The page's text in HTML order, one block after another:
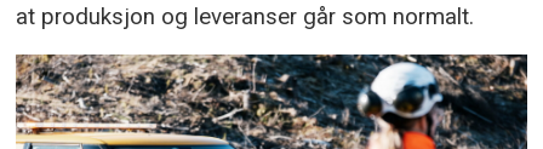
at produksjon og leveranser går som normalt.